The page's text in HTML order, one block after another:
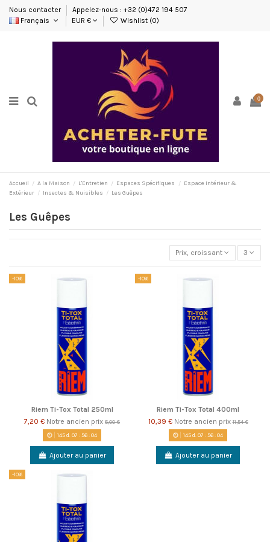
Nous contacter
Appelez-nous : +32 (0)472 194 507
Français
EUR € Wishlist (0)
0
Accueil A la Maison L'Entretien Espaces Spécifiques
Espace Intérieur &
Extérieur
Insectes & Nuisibles Les Guêpes
Les Guêpes
Prix, croissant 3
-10%
Riem Ti-Tox Total 250ml
7,20 € Notre ancien prix 8,00 €
145d. 07 :56:04
Ajouter au panier
-10%
Riem Ti-Tox Total 400ml
10,39 € Notre ancien prix11,54 €
145d. 07 :56:04
Ajouter au panier
-10%